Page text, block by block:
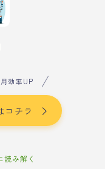
効率UP
コチラ
み解く